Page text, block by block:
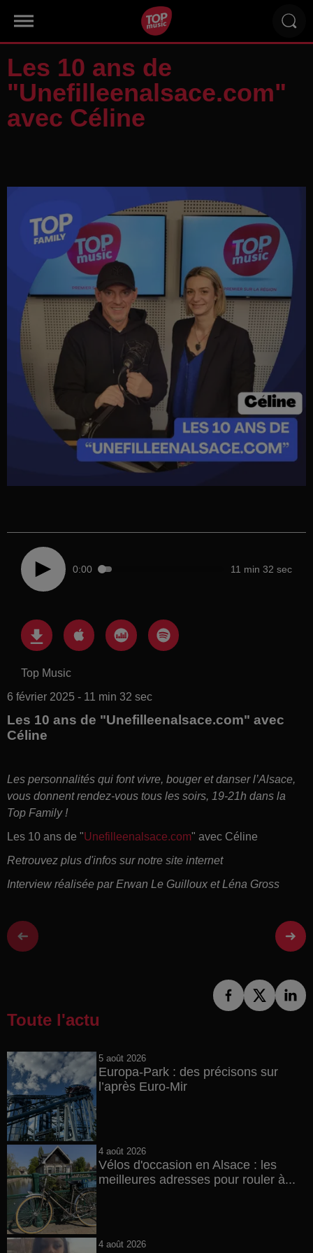
Les 10 ans de
"Unefilleenalsace.com"
avec Céline
0:00 11 min 32 sec
Top Music
6 février 2025 - 11 min 32 sec
Les 10 ans de "Unefilleenalsace.com" avec
Céline
Les personnalités qui font vivre, bouger et danser l’Alsace,
vous donnent rendez-vous tous les soirs, 19-21h dans la
Top Family !
Les 10 ans de "Unefilleenalsace.com" avec Céline
Retrouvez plus d'infos sur notre site internet
Interview réalisée par Erwan Le Guilloux et Léna Gross
Toute l'actu
5 août 2026
Europa-Park : des précisons sur
l’après Euro-Mir
4 août 2026
Vélos d'occasion en Alsace : les
meilleures adresses pour rouler à...
4 août 2026